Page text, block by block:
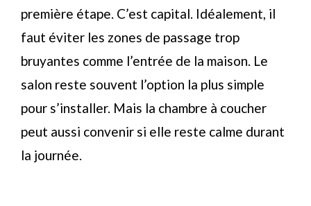
première étape. C’est capital. Idéalement, il
faut éviter les zones de passage trop
bruyantes comme l’entrée de la maison. Le
salon reste souvent l’option la plus simple
pour s’installer. Mais la chambre à coucher
peut aussi convenir si elle reste calme durant
la journée.